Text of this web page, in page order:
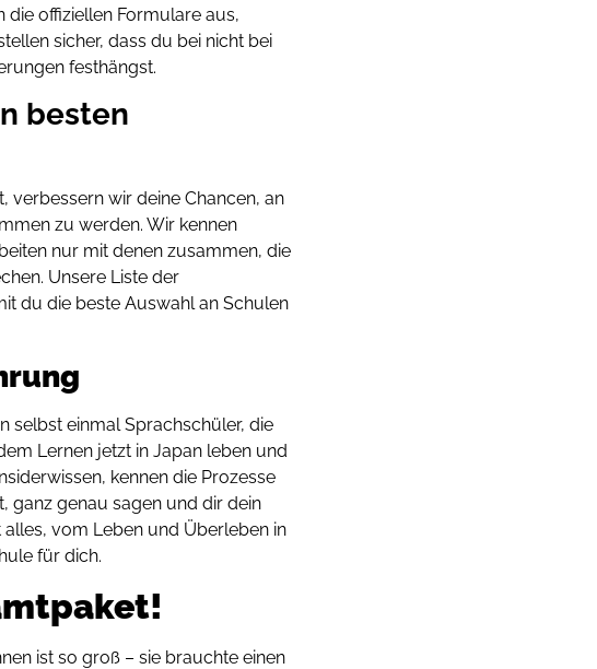
die offiziellen Formulare aus,
sicher, dass du bei nicht bei
festhängst.
besten
verbessern wir deine Chancen, an
zu werden. Wir kennen
nur mit denen zusammen, die
Unsere Liste der
du die beste Auswahl an Schulen
selbst einmal Sprachschüler, die
Lernen jetzt in Japan leben und
kennen die Prozesse
ganz genau sagen und dir dein
alles, vom Leben und Überleben in
für dich.
ist so groß – sie brauchte einen